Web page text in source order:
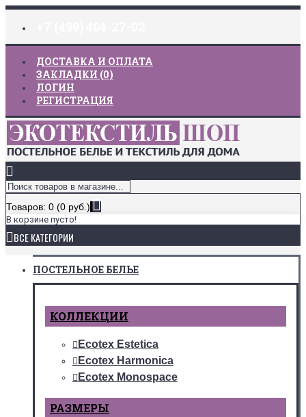
ДОСТАВКА И ОПЛАТА
ЗАКЛАДКИ (0)
ЛОГИН
РЕГИСТРАЦИЯ
Товаров: 0 (0 руб.)
В корзине пусто!
ВСЕ КАТЕГОРИИ
ПОСТЕЛЬНОЕ БЕЛЬЕ
КОЛЛЕКЦИИ
Ecotex Estetica
Ecotex Harmonica
Ecotex Monospace
РАЗМЕРЫ